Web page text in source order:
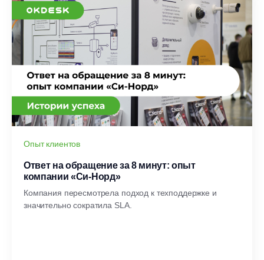
Опыт клиентов
Ответ на обращение за 8 минут: опыт
компании «Си-Норд»
Компания пересмотрела подход к техподдержке и
значительно сократила SLA.